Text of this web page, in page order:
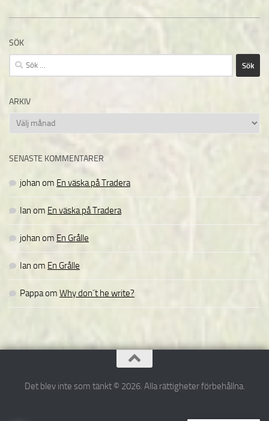
SÖK
Sök
efter:
ARKIV
Arkiv
SENASTE KOMMENTARER
johan om En väska på Tradera
Ian om En väska på Tradera
johan om En Grålle
Ian om En Grålle
Pappaom Why don´t he write?
Det blev inte som tänkt © 2026. Alla rättigheter förbehållna.